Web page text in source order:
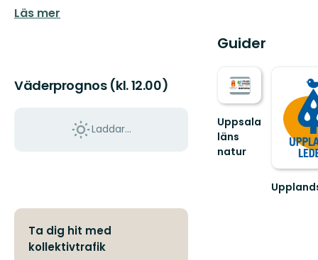
Läs mer
Väderprognos (kl. 12.00)
Laddar...
Ta dig hit med
kollektivtrafik
Guider
Uppsala
läns
natur
Välkommen